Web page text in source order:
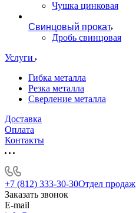
Чушка цинковая
Свинцовый прокат
Дробь свинцовая
Услуги
Гибка металла
Резка металла
Сверление металла
Доставка
Оплата
Контакты
+7 (812) 333-30-30Отдел продаж
Заказать звонок
E-mail